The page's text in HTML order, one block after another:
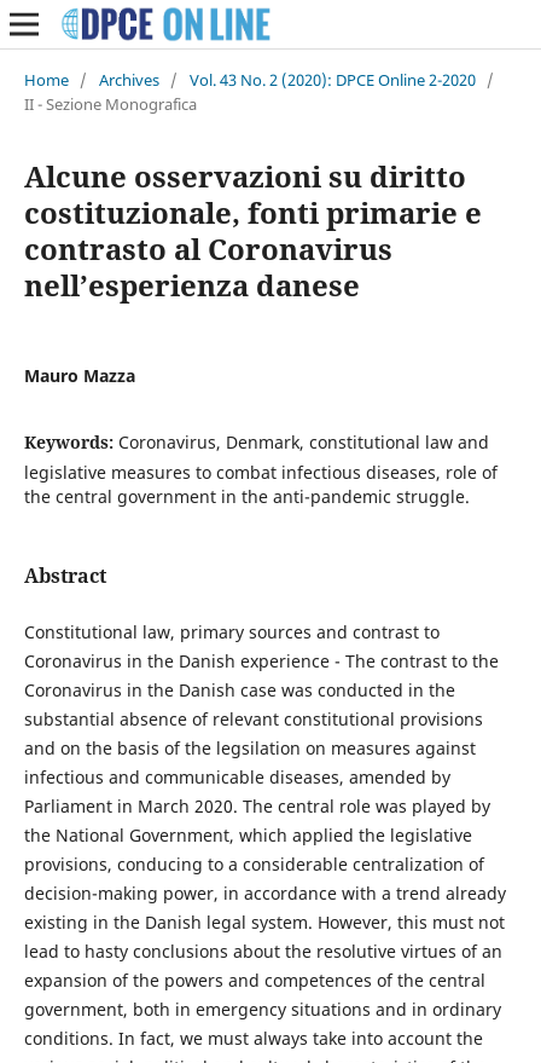
Home / Archives / Vol. 43 No. 2 (2020): DPCE Online 2-2020 /
II - Sezione Monografica
Alcune osservazioni su diritto
costituzionale, fonti primarie e
contrasto al Coronavirus
nell’esperienza danese
Mauro Mazza
Keywords: Coronavirus, Denmark, constitutional law and
legislative measures to combat infectious diseases, role of
the central government in the anti-pandemic struggle.
Abstract
Constitutional law, primary sources and contrast to
Coronavirus in the Danish experience - The contrast to the
Coronavirus in the Danish case was conducted in the
substantial absence of relevant constitutional provisions
and on the basis of the legsilation on measures against
infectious and communicable diseases, amended by
Parliament in March 2020. The central role was played by
the National Government, which applied the legislative
provisions, conducing to a considerable centralization of
decision-making power, in accordance with a trend already
existing in the Danish legal system. However, this must not
lead to hasty conclusions about the resolutive virtues of an
expansion of the powers and competences of the central
government, both in emergency situations and in ordinary
conditions. In fact, we must always take into account the